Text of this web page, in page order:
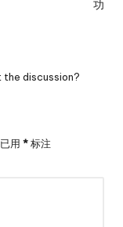
功
the discussion?
用 *标注